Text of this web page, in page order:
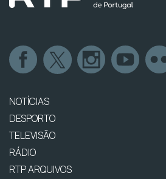
NOTÍCIAS
DESPORTO
TELEVISÃO
RÁDIO
RTP ARQUIVOS